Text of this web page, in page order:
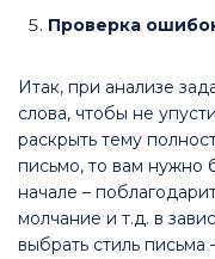
Проверка
Итак, при анализе
слова, чтобы не
раскрыть тему
письмо, то вам нужно
начале –
молчание и т.д. в
выбрать стиль